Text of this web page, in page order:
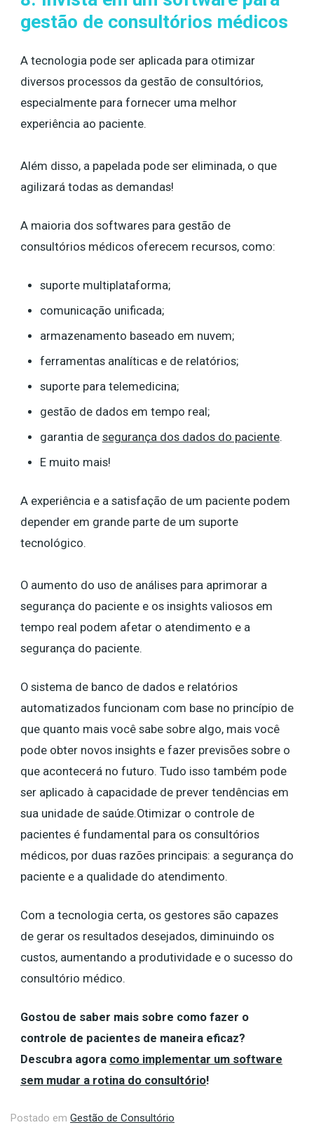
gestão de consultórios médicos
A tecnologia pode ser aplicada para otimizar
diversos processos da gestão de consultórios,
especialmente ​​para fornecer uma melhor
experiência ao paciente.
Além disso, a papelada pode ser eliminada, o que
agilizará todas as demandas!
A maioria dos softwares para gestão de
consultórios médicos oferecem recursos, como:
suporte multiplataforma;
comunicação unificada;
armazenamento baseado em nuvem;
ferramentas analíticas e de relatórios;
suporte para telemedicina;
gestão de dados em tempo real;
garantia de segurança dos dados do paciente.
E muito mais!
A experiência e a satisfação de um paciente podem
depender em grande parte de um suporte
tecnológico.
O aumento do uso de análises para aprimorar a
segurança do paciente e os insights valiosos em
tempo real podem afetar o atendimento e a
segurança do paciente.
O sistema de banco de dados e relatórios
automatizados funcionam com base no princípio de
que quanto mais você sabe sobre algo, mais você
pode obter novos insights e fazer previsões sobre o
que acontecerá no futuro. Tudo isso também pode
ser aplicado à capacidade de prever tendências em
sua unidade de saúde.Otimizar o controle de
pacientes é fundamental para os consultórios
médicos, por duas razões principais: a segurança do
paciente e a qualidade do atendimento.
Com a tecnologia certa, os gestores são capazes
de gerar os resultados desejados, diminuindo os
custos, aumentando a produtividade e o sucesso do
consultório médico.
Gostou de saber mais sobre como fazer o
controle de pacientes de maneira eficaz?
Descubra agora como implementar um software
sem mudar a rotina do consultório!
Postado em Gestão de Consultório